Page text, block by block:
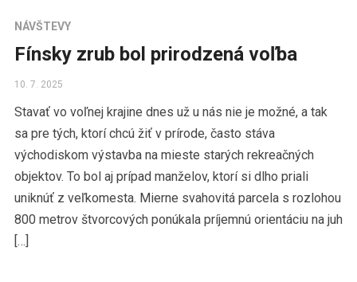
NÁVŠTEVY
Fínsky zrub bol prirodzená voľba
10. 7. 2025
Stavať vo voľnej krajine dnes už u nás nie je možné, a tak
sa pre tých, ktorí chcú žiť v prírode, často stáva
východiskom výstavba na mieste starých rekreačných
objektov. To bol aj prípad manželov, ktorí si dlho priali
uniknúť z veľkomesta. Mierne svahovitá parcela s rozlohou
800 metrov štvorcových ponúkala príjemnú orientáciu na juh
[…]